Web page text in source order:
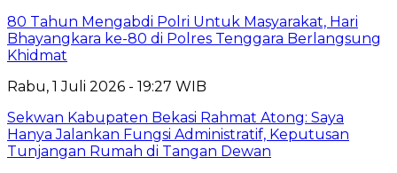
80 Tahun Mengabdi Polri Untuk Masyarakat, Hari
Bhayangkara ke-80 di Polres Tenggara Berlangsung
Khidmat
Rabu, 1 Juli 2026 - 19:27 WIB
Sekwan Kabupaten Bekasi Rahmat Atong: Saya
Hanya Jalankan Fungsi Administratif, Keputusan
Tunjangan Rumah di Tangan Dewan